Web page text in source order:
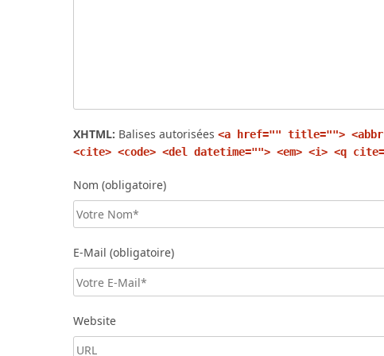
XHTML: Balises autorisées <a href="" title="">
<cite> <code> <del datetime=""> <em> <i> <q
Nom (obligatoire)
E-Mail (obligatoire)
Website